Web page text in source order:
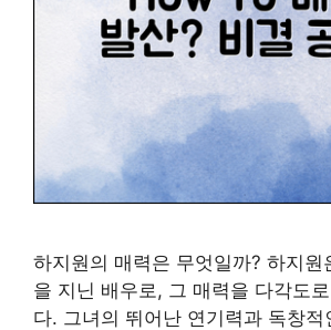
하지원의 매력은 무엇일까? 하지원
을 지닌 배우로, 그 매력을 다각도
다. 그녀의 뛰어난 연기력과 독창적